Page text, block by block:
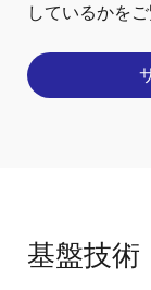
しているかをご
基盤技術